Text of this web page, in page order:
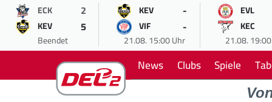
ECK 2
KEV 5
Beendet
KEV -
VIF -
21.08. 15:00 Uhr
EVL
KEC
21.08.
News Clubs Spiele